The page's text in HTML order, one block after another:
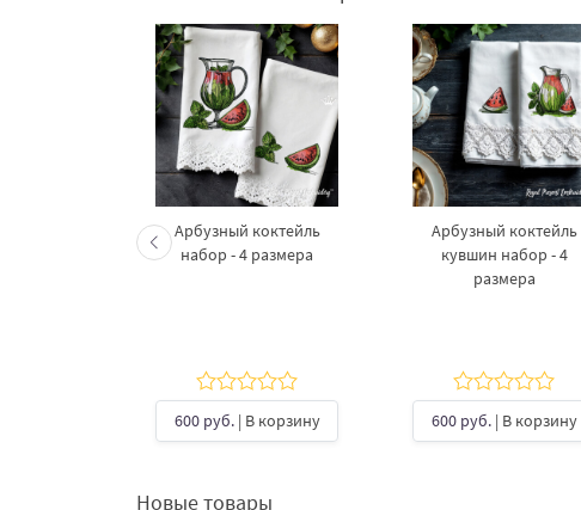
Арбузный коктейль
набор - 4 размера
600 руб.| В корзину
Арбузный коктейль
кувшин набор - 4
размера
600 руб.| В корзину
Новые товары